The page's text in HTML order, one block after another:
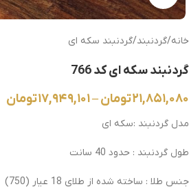
خانه/گردنبند/گردنبند سکه ای
گردنبند سکه ای کد 766
۲۱,۸۵۱,۰۸۰تومان–۱۷,۹۴۹,۱۰۱تومان
مدل گردنبند :سکه ای
طول گردنبند : حدود 40 سانت
جنس طلا : ساخته شده از طلای 18 عیار (750)